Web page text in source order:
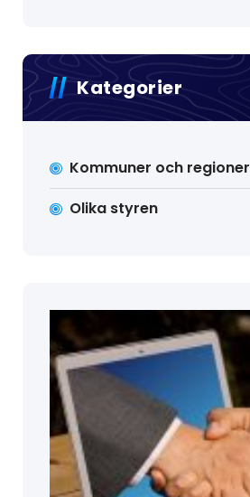
Kategorier
Kommuner och regioner
Olika styren